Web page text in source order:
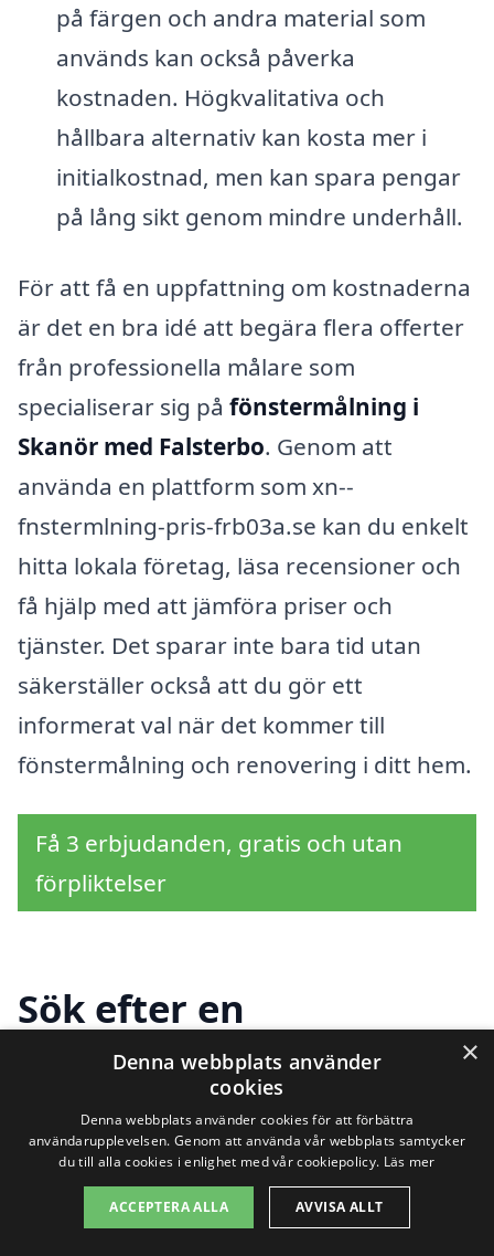
på färgen och andra material som
används kan också påverka
kostnaden. Högkvalitativa och
hållbara alternativ kan kosta mer i
initialkostnad, men kan spara pengar
på lång sikt genom mindre underhåll.
För att få en uppfattning om kostnaderna
är det en bra idé att begära flera offerter
från professionella målare som
specialiserar sig på fönstermålning i
Skanör med Falsterbo. Genom att
använda en plattform som xn--
fnstermlning-pris-frb03a.se kan du enkelt
hitta lokala företag, läsa recensioner och
få hjälp med att jämföra priser och
tjänster. Det sparar inte bara tid utan
säkerställer också att du gör ett
informerat val när det kommer till
fönstermålning och renovering i ditt hem.
Få 3 erbjudanden, gratis och utan
förpliktelser
Sök efter en
professionell för
fönstermålning i andra
städer nära Skanör med
Falsterbo
×
Denna webbplats använder
cookies
Denna webbplats använder cookies för att förbättra
användarupplevelsen. Genom att använda vår webbplats samtycker
du till alla cookies i enlighet med vår cookiepolicy. Läs mer
ACCEPTERA ALLA AVVISA ALLT